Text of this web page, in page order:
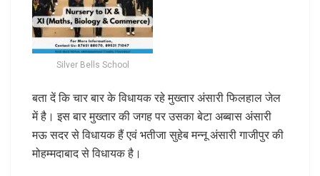
Silver Bells School
बता दें कि चार बार के विधायक रहे मुख्तार अंसारी फिलहाल जेल
में है। इस बार मुख्तार की जगह पर उसका बेटा अब्बास अंसारी
मऊ सदर से विधायक हैं एवं भतीजा सुहेब मन्नू अंसारी गाजीपुर की
मोहम्मदाबाद से विधायक है।